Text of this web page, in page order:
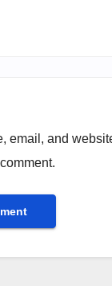
email, and